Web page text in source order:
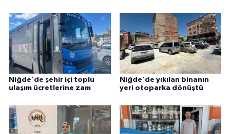
Niğde'de şehir içi toplu
ulaşım ücretlerine zam
Niğde'de yıkılan binanın
yeri otoparka dönüştü